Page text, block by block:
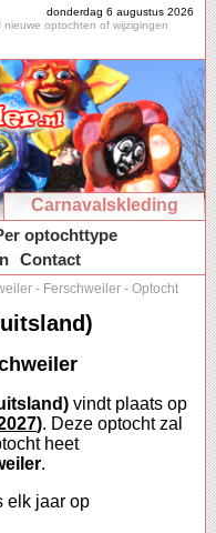
donderdag 6 augustus 2026
nieuwe optochten of wijzigingen
Carnavalskleding
optochttype
Contact
- Ferschweiler - Optocht
vindt plaats op
). Deze optocht zal
heet
.
elk jaar op